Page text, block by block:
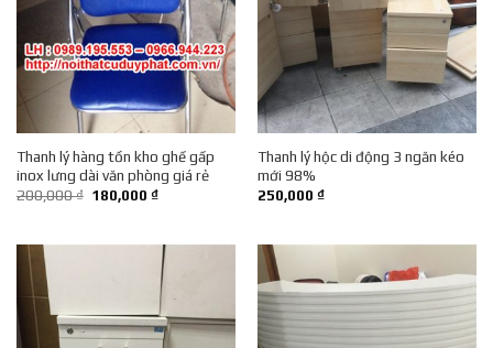
Thanh lý hàng tồn kho ghế gấp
inox lưng dài văn phòng giá rẻ
200,000₫ Giá
180,000 ₫Giá
180,000 ₫.
Thanh lý hộc di động 3 ngăn kéo
mới 98%
250,000 ₫